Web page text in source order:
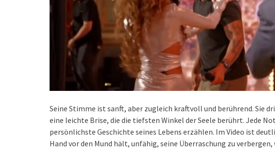
Seine Stimme ist sanft, aber zugleich kraftvoll und berührend. Sie
eine leichte Brise, die die tiefsten Winkel der Seele berührt. Jede
persönlichste Geschichte seines Lebens erzählen. Im Video ist
Hand vor den Mund hält, unfähig, seine Überraschung zu